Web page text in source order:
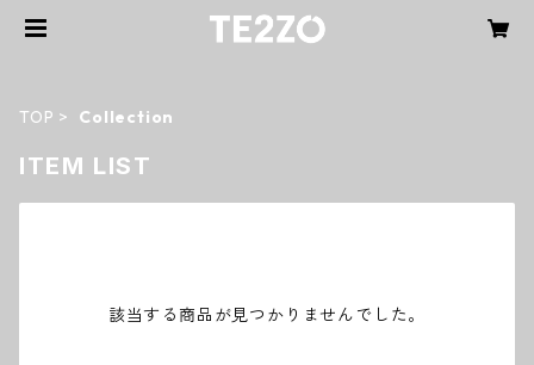
TOP Collection
ITEM LIST
該当する商品が見つかりませんでした。